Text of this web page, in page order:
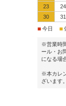
23
24
30
31
■ 今日 ■
※営業時
ール・お
になる場
※本カレ
ざいます。